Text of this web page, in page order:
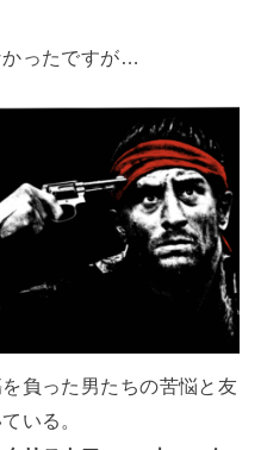
かったですが…
負った男たちの苦悩と友
いる。